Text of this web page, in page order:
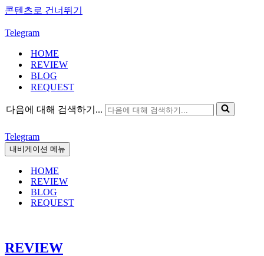
콘텐츠로 건너뛰기
Telegram
HOME
REVIEW
BLOG
REQUEST
다음에 대해 검색하기...
Telegram
내비게이션 메뉴
HOME
REVIEW
BLOG
REQUEST
REVIEW